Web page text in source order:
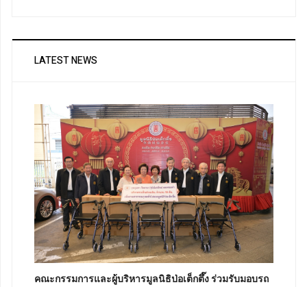
LATEST NEWS
คณะกรรมการและผู้บริหารมูลนิธิป่อเต็กตึ๊ง ร่วมรับมอบรถ